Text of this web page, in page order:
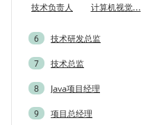
技术负责人 计算机视觉...
6 技术研发总监
7
技术总监
8
Java项目经理
9
项目总经理